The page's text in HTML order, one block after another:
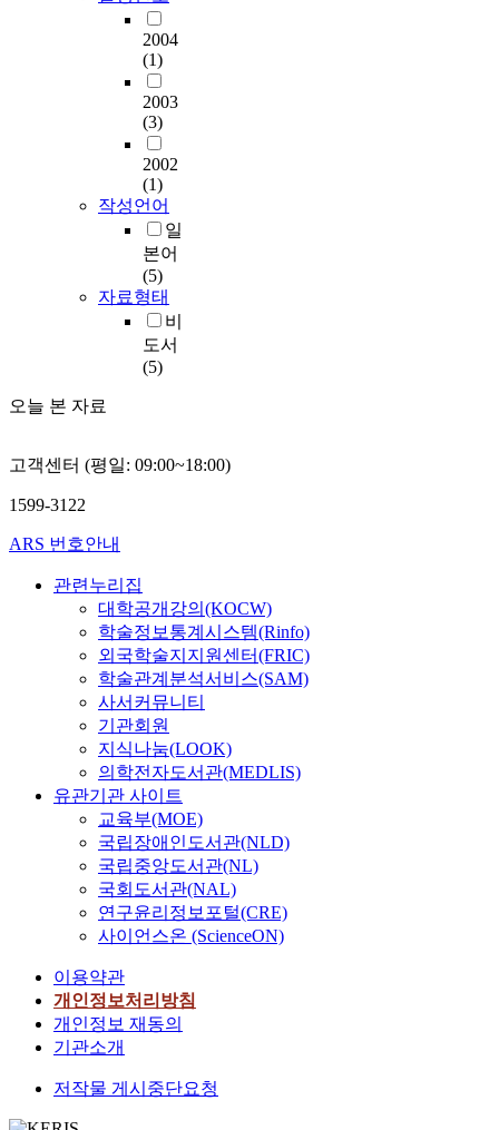
2004
(1)
2003
(3)
2002
(1)
작성언어
일
본어
(5)
자료형태
비
도서
(5)
오늘 본 자료
고객센터 (평일: 09:00~18:00)
1599-3122
ARS 번호안내
관련누리집
대학공개강의(KOCW)
학술정보통계시스템(Rinfo)
외국학술지지원센터(FRIC)
학술관계분석서비스(SAM)
사서커뮤니티
기관회원
지식나눔(LOOK)
의학전자도서관(MEDLIS)
유관기관 사이트
교육부(MOE)
국립장애인도서관(NLD)
국립중앙도서관(NL)
국회도서관(NAL)
연구윤리정보포털(CRE)
사이언스온 (ScienceON)
이용약관
개인정보처리방침
개인정보 재동의
기관소개
저작물 게시중단요청